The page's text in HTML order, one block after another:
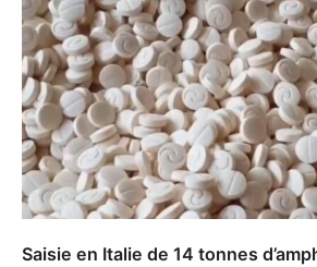
Saisie en Italie de 14 tonnes